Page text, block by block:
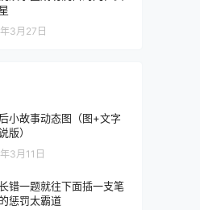
3月27日
小故事动态图（图+文字
版）
3月11日
错一题就往下面插一支笔
惩罚太霸道